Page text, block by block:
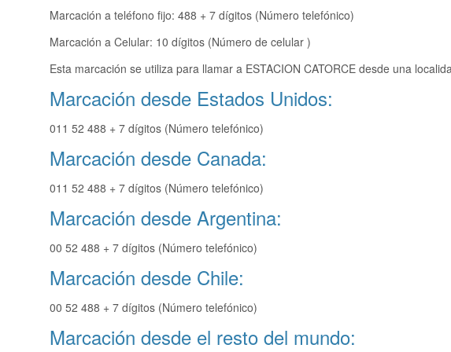
Marcación a teléfono fijo: 488 + 7 dígitos (Número telefónico)
Marcación a Celular: 10 dígitos (Número de celular )
Esta marcación se utiliza para llamar a ESTACION CATORCE desde una
Marcación desde Estados Unidos:
011 52 488 + 7 dígitos (Número telefónico)
Marcación desde Canada:
011 52 488 + 7 dígitos (Número telefónico)
Marcación desde Argentina:
00 52 488 + 7 dígitos (Número telefónico)
Marcación desde Chile:
00 52 488 + 7 dígitos (Número telefónico)
Marcación desde el resto del mundo: